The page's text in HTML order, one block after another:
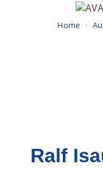
Home
Ralf